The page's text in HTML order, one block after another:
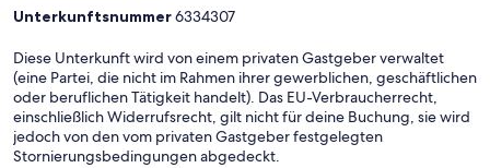
Unterkunftsnummer6334307
Diese Unterkunft wird von einem privaten Gastgeber verwaltet
(eine Partei, die nicht im Rahmen ihrer gewerblichen, geschäftlichen
oder beruflichen Tätigkeit handelt). Das EU-Verbraucherrecht,
einschließlich Widerrufsrecht, gilt nicht für deine Buchung, sie wird
jedoch von den vom privaten Gastgeber festgelegten
Stornierungsbedingungen abgedeckt.